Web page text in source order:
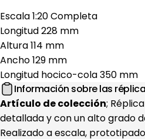
Escala 1:20 Completa
Longitud 228 mm
Altura 114 mm
Ancho 129 mm
Longitud hocico-cola 350 mm
Información sobre las
Artículo de colección;
detallada y con un alto grado
Realizado a escala,